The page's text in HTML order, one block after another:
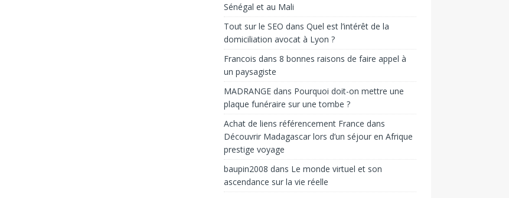
Sénégal et au Mali
Tout sur le SEO dans Quel est l’intérêt de la
domiciliation avocat à Lyon ?
Francois dans 8 bonnes raisons de faire appel à
un paysagiste
MADRANGEdans Pourquoi doit-on mettre une
plaque funéraire sur une tombe ?
Achat de liens référencement France dans
Découvrir Madagascar lors d’un séjour en Afrique
prestige voyage
baupin2008 dans Le monde virtuel et son
ascendance sur la vie réelle